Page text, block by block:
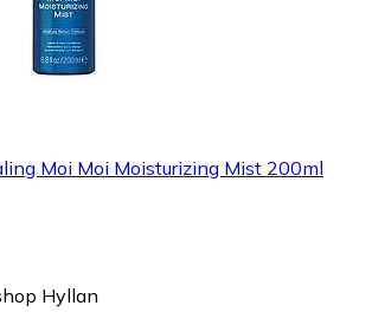
Moi Moi Moisturizing Mist 200ml
Hyllan